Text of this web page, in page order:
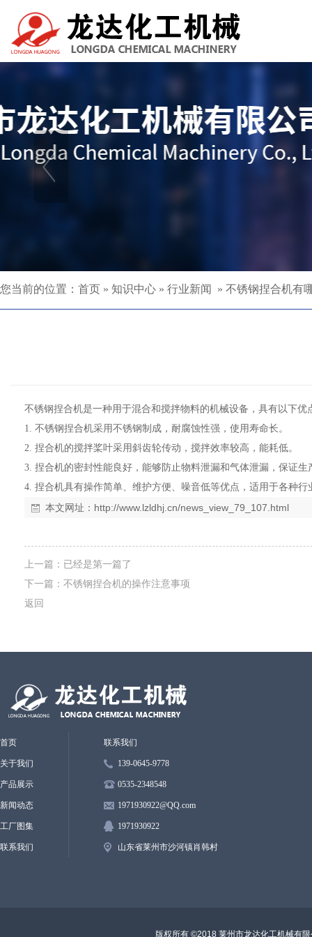
您当前的位置： 首页 » 知识中心 » 行业新闻 » 不锈钢捏合机有
不锈钢捏合机是一种用于混合和搅拌物料的机械设备，具有以下优
1. 不锈钢捏合机采用不锈钢制成，耐腐蚀性强，使用寿命长。
2. 捏合机的搅拌桨叶采用斜齿轮传动，搅拌效率较高，能耗低。
3. 捏合机的密封性能良好，能够防止物料泄漏和气体泄漏，保证生
4. 捏合机具有操作简单、维护方便、噪音低等优点，适用于各种行
本文网址： http://www.lzldhj.cn/news_view_79_107.html
上一篇：已经是第一篇了
下一篇： 不锈钢捏合机的操作注意事项
返回
首页
关于我们
产品展示
新闻动态
工厂图集
联系我们
联系我们
139-0645-9778
0535-2348548
1971930922@QQ.com
1971930922
山东省莱州市沙河镇肖韩村
版权所有 ©2018 莱州市龙达化工机械有